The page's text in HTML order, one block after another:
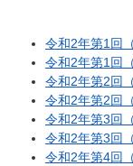
令和2年第1回
令和2年第1回
令和2年第2回
令和2年第2回
令和2年第3回
令和2年第3回
令和2年第4回